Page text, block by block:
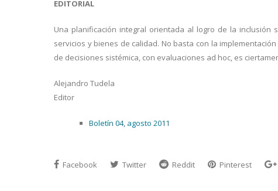
EDITORIAL
Una planificación integral orientada al logro de la
servicios y bienes de calidad. No basta con la
de decisiones sistémica, con evaluaciones ad hoc, es
Alejandro Tudela
Editor
Boletín 04, agosto 2011
Facebook Twitter Reddit Pinterest